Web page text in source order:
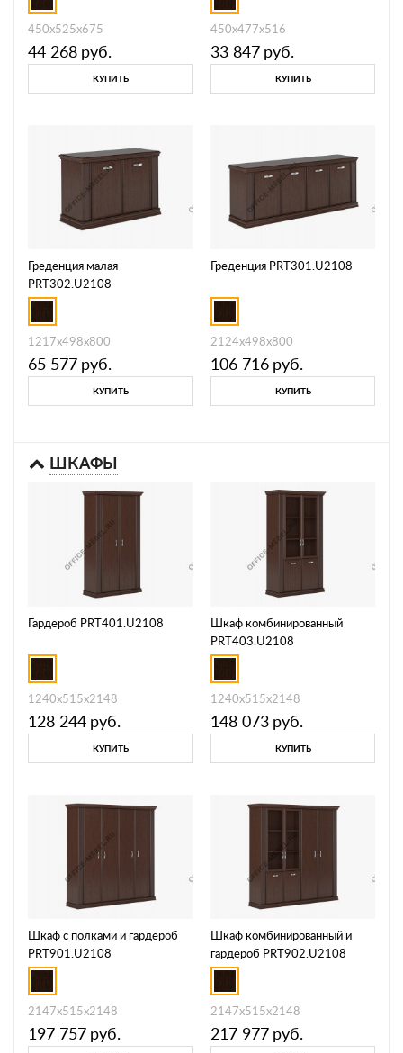
450х525х675
44 268 руб.
КУПИТЬ
PRT107.U2108
450х477х516
33 847 руб.
КУПИТЬ
Греденция малая
PRT302.U2108
1217х498х800
65 577 руб.
КУПИТЬ
Греденция PRT301.U2108
2124х498х800
106 716 руб.
КУПИТЬ
ШКАФЫ
Гардероб PRT401.U2108
1240х515х2148
128 244 руб.
КУПИТЬ
Шкаф комбинированный
PRT403.U2108
1240х515х2148
148 073 руб.
КУПИТЬ
Шкаф с полками и гардероб
PRT901.U2108
2147х515х2148
197 757 руб.
Шкаф комбинированный и
гардероб PRT902.U2108
2147х515х2148
217 977 руб.